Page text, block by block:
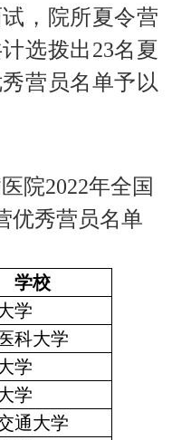
，院所夏令营
选拨出23名夏
营员名单予以
院2022年全国
优秀营员名单
学校
学
科大学
学
学
通大学